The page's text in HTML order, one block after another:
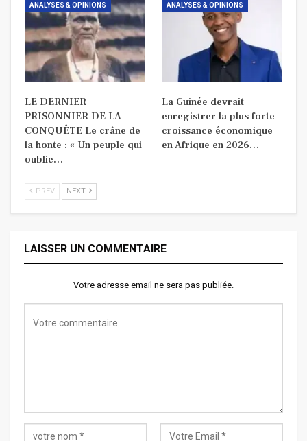
ANALYSES & OPINIONS
LE DERNIER
PRISONNIER DE LA
CONQUÊTE Le crâne de
la honte : « Un peuple qui
oublie…
ANALYSES & OPINIONS
La Guinée devrait
enregistrer la plus forte
croissance économique
en Afrique en 2026…
PREV NEXT
LAISSER UN COMMENTAIRE
Votre adresse email ne sera pas publiée.